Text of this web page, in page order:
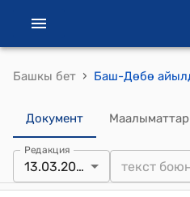
Башкы бет ›
Документ Маалыматтар
Редакция
13.03.2019